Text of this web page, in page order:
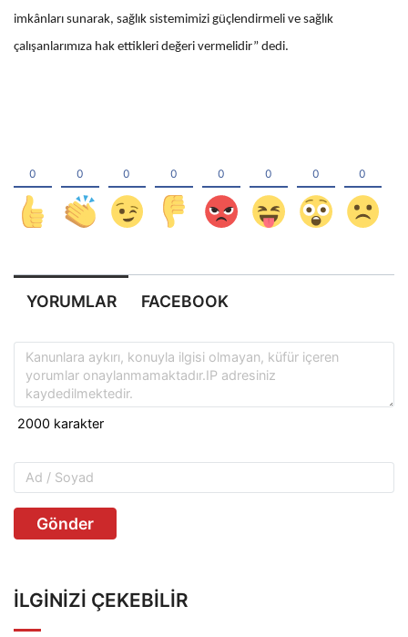
imkânları sunarak, sağlık sistemimizi güçlendirmeli ve sağlık
çalışanlarımıza hak ettikleri değeri vermelidir” dedi.
YORUMLAR FACEBOOK
Gönder
İLGINIZI ÇEKEBILIR